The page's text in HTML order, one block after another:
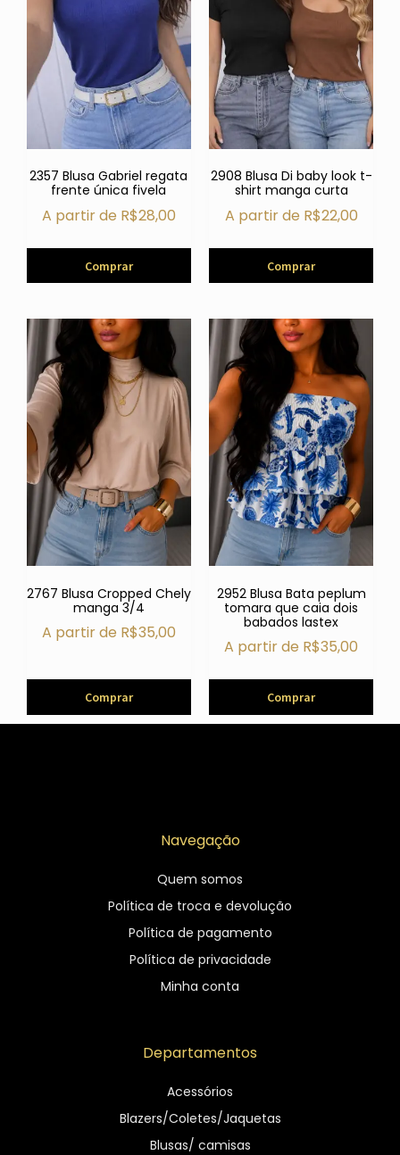
2357 Blusa Gabriel regata
frente única fivela
A partir de R$28,00
Comprar
2908 Blusa Di baby look t-
shirt manga curta
A partir de R$22,00
Comprar
2767 Blusa Cropped Chely
manga 3/4
A partir de R$35,00
Comprar
2952 Blusa Bata peplum
tomara que caia dois
babados lastex
A partir de R$35,00
Comprar
Navegação
Quem somos
Política de troca e devolução
Política de pagamento
Política de privacidade
Minha conta
Departamentos
Acessórios
Blazers/Coletes/Jaquetas
Blusas/ camisas